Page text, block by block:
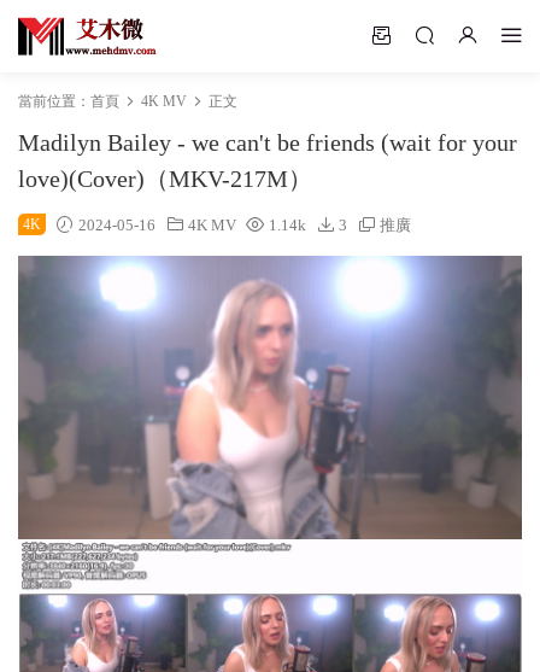
當前位置： 首頁 4K MV 正文
Madilyn Bailey - we can't be friends (wait for your
love)(Cover)（MKV-217M）
4K 2024-05-16 4K MV 1.14k 3 推廣